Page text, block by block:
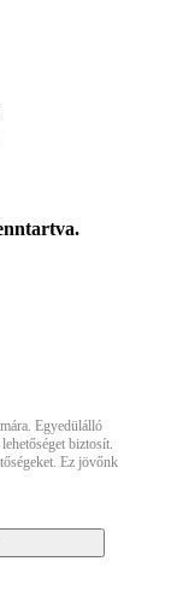
Egyedülálló
biztosít.
Ez jövőnk